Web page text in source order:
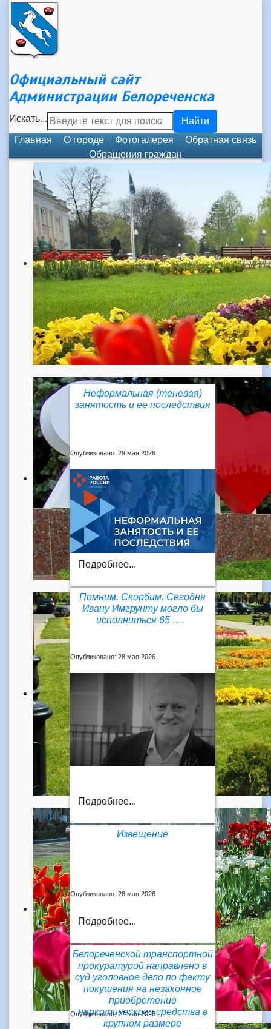
Официальный сайт
Администрации Белореченска
Искать...
Найти
Главная
О городе Фотогалерея
Обратная связь
Обращения граждан
Неформальная (теневая)
занятость и ее последствия
Опубликовано: 29 мая 2026
Подробнее...
Помним. Скорбим. Сегодня
Ивану Имгрунту могло бы
исполниться 65 ….
Опубликовано: 28 мая 2026
Подробнее...
Извещение
Опубликовано: 28 мая 2026
Подробнее...
Белореченской транспортной
прокуратурой направлено в
суд уголовное дело по факту
покушения на незаконное
приобретение
наркотического средства в
крупном размере
Опубликовано: 27 мая 2026